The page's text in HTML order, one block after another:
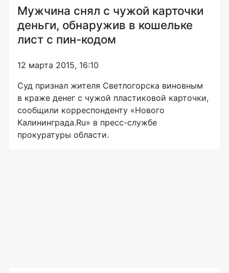
Мужчина снял с чужой карточки
деньги, обнаружив в кошельке
лист с пин-кодом
12 марта 2015, 16:10
Суд признал жителя Светлогорска виновным
в краже денег с чужой пластиковой карточки,
сообщили корреспонденту «Нового
Калининграда.Ru» в пресс-службе
прокуратуры области.